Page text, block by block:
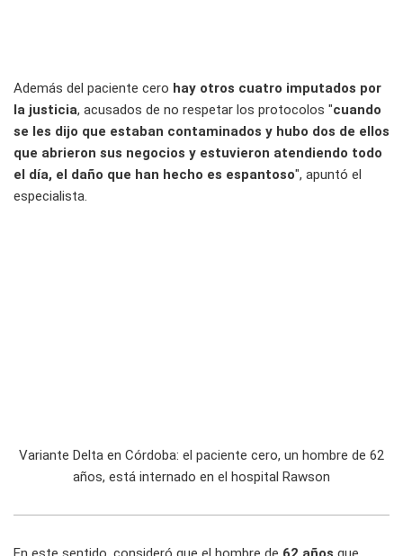
Además del paciente cero hay otros cuatro imputados por
la justicia, acusados de no respetar los protocolos "cuando
se les dijo que estaban contaminados y hubo dos de ellos
que abrieron sus negocios y estuvieron atendiendo todo
el día, el daño que han hecho es espantoso", apuntó el
especialista.
Variante Delta en Córdoba: el paciente cero, un hombre de 62
años, está internado en el hospital Rawson